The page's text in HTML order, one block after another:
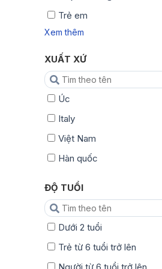
Trẻ em
Xem thêm
XUẤT XỨ
Úc
Italy
Việt Nam
Hàn quốc
ĐỘ TUỔI
Dưới 2 tuổi
Trẻ từ 6 tuổi trở lên